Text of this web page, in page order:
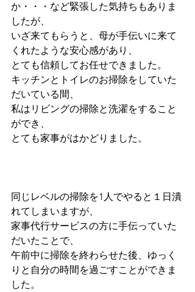
か・・・など緊張した気持ちもありま
したが、
いざ来てもらうと、母が手伝いに来て
くれたような安心感があり、
とても信頼してお任せできました。
キッチンとトイレのお掃除をしていた
だいている間、
私はリビングの掃除と洗濯をすること
ができ、
とても家事がはかどりました。
同じレベルの掃除を1人でやると１日潰
れてしまいますが、
家事代行サービスの方に手伝っていた
だいたことで、
午前中に掃除を終わらせた後、ゆっく
りと自分の時間を過ごすことができま
した。